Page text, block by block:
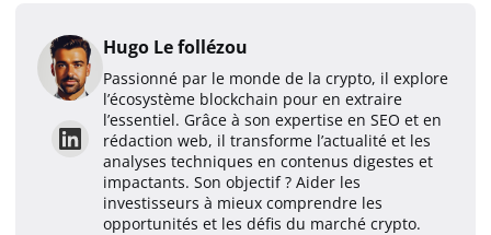
Hugo Le follézou
Passionné par le monde de la crypto, il explore
l’écosystème blockchain pour en extraire
l’essentiel. Grâce à son expertise en SEO et en
rédaction web, il transforme l’actualité et les
analyses techniques en contenus digestes et
impactants. Son objectif ? Aider les
investisseurs à mieux comprendre les
opportunités et les défis du marché crypto.